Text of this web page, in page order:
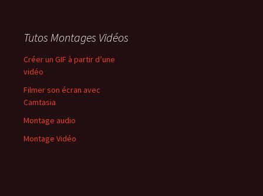
Tutos Montages Vidéos
Créer un GIF à partir d’une
vidéo
Filmer son écran avec
Camtasia
Montage audio
Montage Vidéo